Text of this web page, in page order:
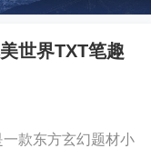
世界TXT笔趣
款东方玄幻题材小